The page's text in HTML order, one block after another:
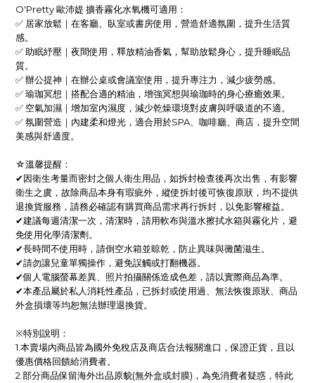
O'Pretty 歐沛媞 擴香霧化水氧機可適用：
✅ 居家放鬆｜在客廳、臥室或書房使用，營造舒適氛圍，提升生活質
感。
✅ 助眠紓壓｜夜間使用，釋放精油香氣，幫助放鬆身心，提升睡眠品
質。
✅ 辦公提神｜在辦公桌或會議室使用，提升專注力，減少疲勞感。
✅ 瑜珈冥想｜搭配合適的精油，增強冥想與瑜珈時的身心療癒效果。
✅ 空氣加濕｜增加室內濕度，減少乾燥環境對皮膚與呼吸道的不適。
✅ 氛圍營造｜內建柔和燈光，適合用於SPA、咖啡廳、商店，提升空間
美感與舒適度。
☆溫馨提醒：
✔因衛生考量而密封之個人衛生用品，如拆封檢查後再次出售，有影響
衛生之虞，故除商品本身有瑕疵外，縱使拆封後可恢復原狀，均不提供
退換貨服務，請務必確認有購買商品需求再行拆封，以免影響權益。
✔建議每週清潔一次，清潔時，請用軟布與溫水擦拭水箱與霧化片，避
免使用化學清潔劑。
✔長時間不使用時，請倒空水箱並晾乾，防止異味與黴菌滋生。
✔請勿讓兒童單獨操作，避免誤觸或打翻機器。
✔個人電腦螢幕差異、照片拍攝關係造成色差，請以實際商品為準。
✔本產品屬於私人消耗性產品，已拆封或使用過、無法恢復原狀、商品
外盒損壞等均恕無法辦理退換貨。
※特別說明：
1.本賣場內商品皆為國外免稅店及商店合法報關進口，保證正貨，且以
優惠價格回饋給消費者。
2.部分商品保留海外出品原貌(無外盒或封膜)，為免消費者疑惑，特此